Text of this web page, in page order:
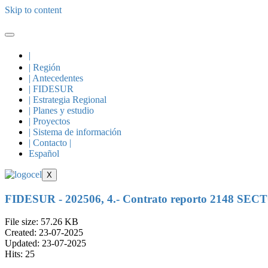
Skip to content
|
| Región
| Antecedentes
| FIDESUR
| Estrategia Regional
| Planes y estudio
| Proyectos
| Sistema de información
| Contacto |
Español
X
FIDESUR - 202506, 4.- Contrato reporto 2148
File size: 57.26 KB
Created: 23-07-2025
Updated: 23-07-2025
Hits: 25